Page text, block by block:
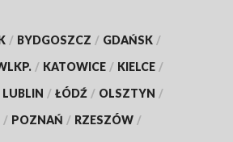
/ BYDGOSZCZ / GDAŃSK /
/ KATOWICE / KIELCE /
LUBLIN / ŁÓDŹ / OLSZTYN /
/ POZNAŃ / RZESZÓW /